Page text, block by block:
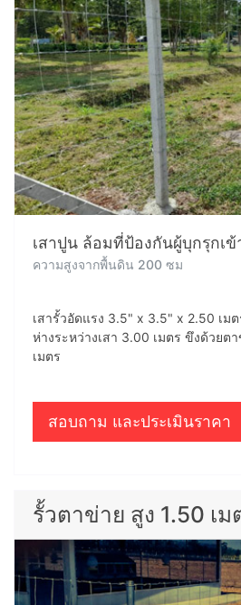
เสาปูน ล้อมที่ป้องกันผู้บุกรุกเข้
ความสูงจากพื้นดิน 200 ซม
เสารั้วอัดแรง 3.5" x 3.5" x 2.50 เม
ห่างระหว่างเสา 3.00 เมตร ขึงด้วยต
เมตร
สอบถาม และประเมินราคา
รั้วตาข่าย สูง 1.50 เม